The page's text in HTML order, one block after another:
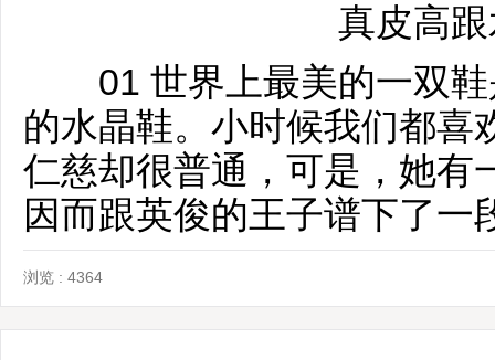
真皮高
01 世界上最美的一双鞋
的水晶鞋。小时候我们都喜
仁慈却很普通，可是，她有
因而跟英俊的王子谱下了一
浏览 : 4364